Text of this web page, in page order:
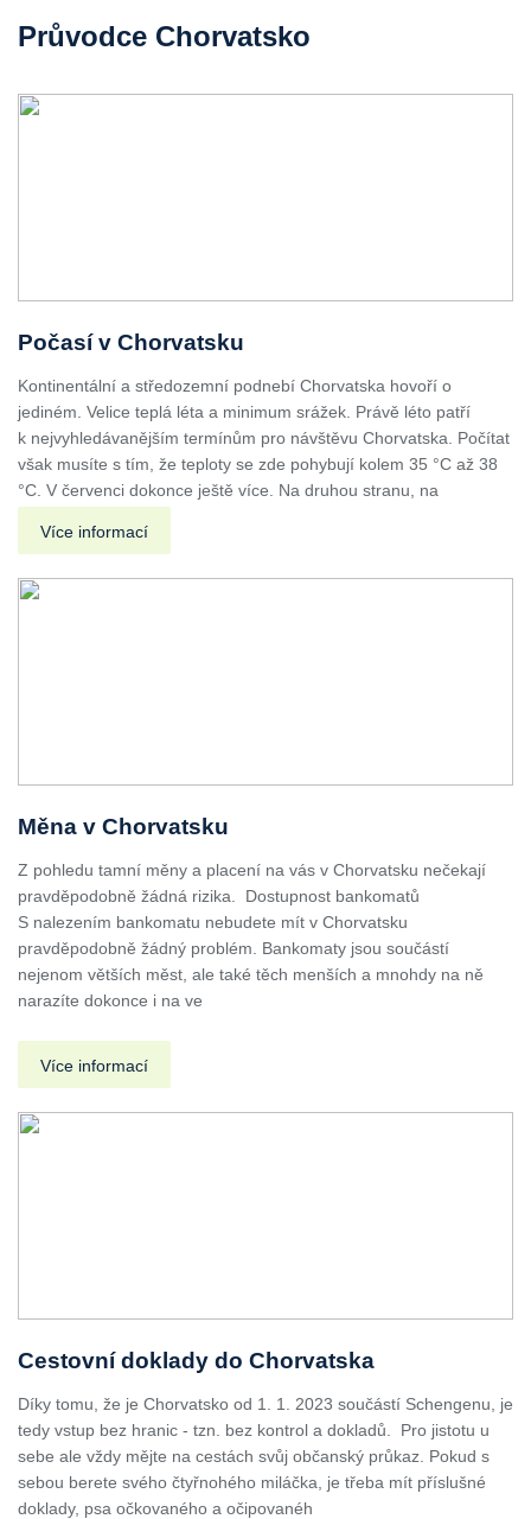
Průvodce Chorvatsko
Počasí v Chorvatsku
Kontinentální a středozemní podnebí Chorvatska hovoří o
jediném. Velice teplá léta a minimum srážek. Právě léto patří
k nejvyhledávanějším termínům pro návštěvu Chorvatska. Počítat
však musíte s tím, že teploty se zde pohybují kolem 35 °C až 38
°C. V červenci dokonce ještě více. Na druhou stranu, na
Více informací
Měna v Chorvatsku
Z pohledu tamní měny a placení na vás v Chorvatsku nečekají
pravděpodobně žádná rizika. Dostupnost bankomatů
S nalezením bankomatu nebudete mít v Chorvatsku
pravděpodobně žádný problém. Bankomaty jsou součástí
nejenom větších měst, ale také těch menších a mnohdy na ně
narazíte dokonce i na ve
Více informací
Cestovní doklady do Chorvatska
Díky tomu, že je Chorvatsko od 1. 1. 2023 součástí Schengenu, je
tedy vstup bez hranic - tzn. bez kontrol a dokladů. Pro jistotu u
sebe ale vždy mějte na cestách svůj občanský průkaz. Pokud s
sebou berete svého čtyřnohého miláčka, je třeba mít příslušné
doklady, psa očkovaného a očipovanéh